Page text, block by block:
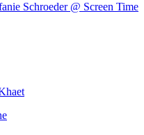
Schroeder @ Screen Time